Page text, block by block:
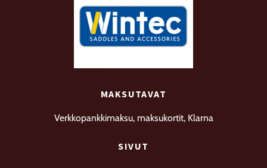
MAKSUTAVAT
Verkkopankkimaksu, maksukortit, Klarna
SIVUT